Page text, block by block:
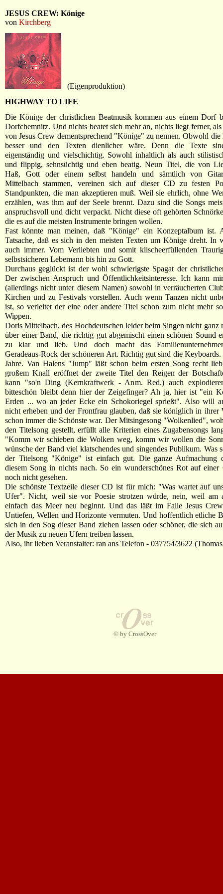
JESUS CREW: Könige
von Kirchberg
(Eigenproduktion)
HIGHWAY TO LIFE
Die Könige der christlichen Beatmusik kommen aus einem Dorf
Dorfchemnitz. Und nichts beatet sich mehr an, nichts liegt ferner,
von Jesus Crew dementsprechend "Könige" zu nennen. Obwohl
besser und den Texten dienlicher wäre. Denn die Texte
eigenständig und vielschichtig. Sowohl inhaltlich als auch
und flippig, sehnsüchtig und eben beatig. Neun Titel, die von
Haß, Gott oder einem selbst handeln und sämtlich von
Mittelbach stammen, vereinen sich auf dieser CD zu festen
Standpunkten, die man akzeptieren muß. Weil sie ehrlich, ohne
erzählen, was ihm auf der Seele brennt. Dazu sind die Songs
anspruchsvoll und dicht verpackt. Nicht diese oft gehörten
die es auf die meisten Instrumente bringen wollen.
Fast könnte man meinen, daß "Könige" ein Konzeptalbum ist.
Tatsache, daß es sich in den meisten Texten um Könige dreht. In
auch immer. Vom Verliebten und somit klischeerfüllenden
selbstsicheren Lebemann bis hin zu Gott.
Durchaus geglückt ist der wohl schwierigste Spagat der
Der zwischen Anspruch und Öffentlichkeitsinteresse. Ich kann
(allerdings nicht unter diesem Namen) sowohl in verräucherten
Kirchen und zu Festivals vorstellen. Auch wenn Tanzen nicht
ist, so verleitet der eine oder andere Titel schon zum nicht mehr
Wippen.
Doris Mittelbach, des Hochdeutschen leider beim Singen nicht ganz
über einer Band, die richtig gut abgemischt einen schönen Sound
zu klar und lieb. Und doch macht das
Geradeaus-Rock der schöneren Art. Richtig gut sind die
Jahre. Van Halens "Jump" läßt schon beim ersten Song recht
großem Knall eröffnet der zweite Titel den Reigen der
kann "so'n Ding (Kernkraftwerk - Anm. Red.) auch
bitteschön bleibt denn hier der Zeigefinger? Ah ja, hier ist "ein
Erden ... wo an jeder Ecke ein Schokoriegel sprießt". Also will
nicht erheben und der Frontfrau glauben, daß sie königlich in ihrer
schon immer die Schönste war. Der Mitsingesong "Wolkenlied",
den Titelsong gestellt, erfüllt alle Kriterien eines Zugabensongs
"Komm wir schieben die Wolken weg, komm wir wollen die
wünsche der Band viel klatschendes und singendes Publikum. Was
der Titelsong "Könige" ist einfach gut. Die ganze Aufmachung
diesem Song in nichts nach. So ein wunderschönes Rot auf
noch nicht gesehen.
Die schönste Textzeile dieser CD ist für mich: "Was wartet auf
Ufer". Nicht, weil sie vor Poesie strotzen würde, nein, weil am
einfach das Meer neu beginnt. Und das läßt im Falle Jesus
Untiefen, Wellen und Horizonte vermuten. Und hoffentlich etliche
sich in den Sog dieser Band ziehen lassen oder schöner, die sich
der Musik zu neuen Ufern treiben lassen.
Also, ihr lieben Veranstalter: ran ans Telefon - 037754/3622
© by CrossOver